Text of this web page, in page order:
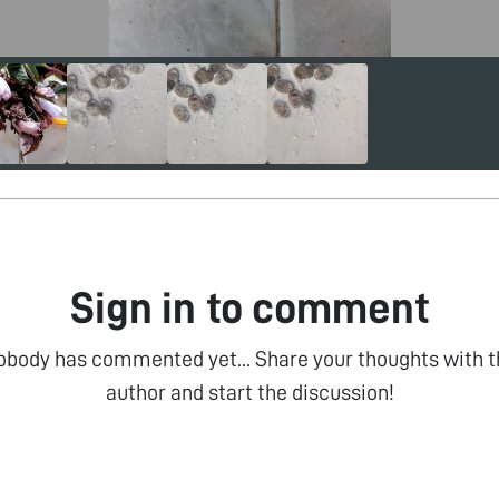
Sign in to comment
has commented yet... Share your thoughts with
author and start the discussion!